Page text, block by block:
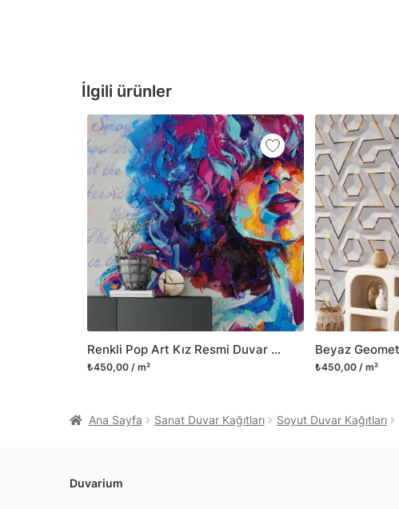
İlgili ürünler
Renkli Pop Art Kız Resmi Duvar Kağıdı, Modern Soyut Sanat Duvar Posteri
₺450,00 / m² ₺450,00 / m²
Ana Sayfa Sanat Duvar Kağıtları Soyut Duvar Kağıtları
Duvarium